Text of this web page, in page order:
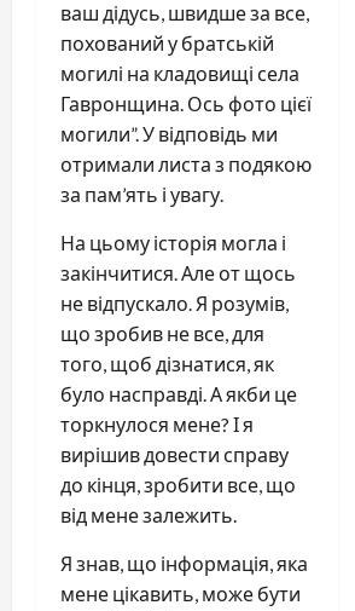
ваш дідусь, швидше за все,
похований у братській
могилі на кладовищі села
Гавронщина. Ось фото цієї
могили”. У відповідь ми
отримали листа з подякою
за пам’ять і увагу.
На цьому історія могла і
закінчитися. Але от щось
не відпускало. Я розумів,
що зробив не все, для
того, щоб дізнатися, як
було насправді. А якби це
торкнулося мене? І я
вирішив довести справу
до кінця, зробити все, що
від мене залежить.
Я знав, що інформація, яка
мене цікавить, може бути